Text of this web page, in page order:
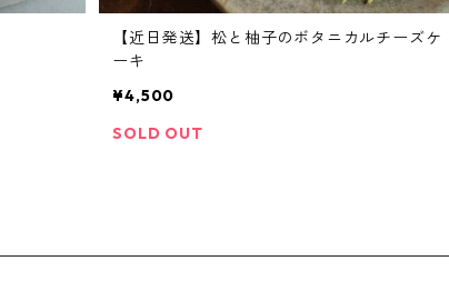
【近日発送】松と柚子のボタニカルチーズケ
ーキ
¥4,500
SOLD OUT